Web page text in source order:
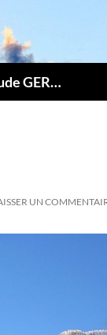
Regardauvergne – Gaël Jean-Claude GERARD
UN